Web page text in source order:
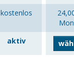
kostenlos
aktiv